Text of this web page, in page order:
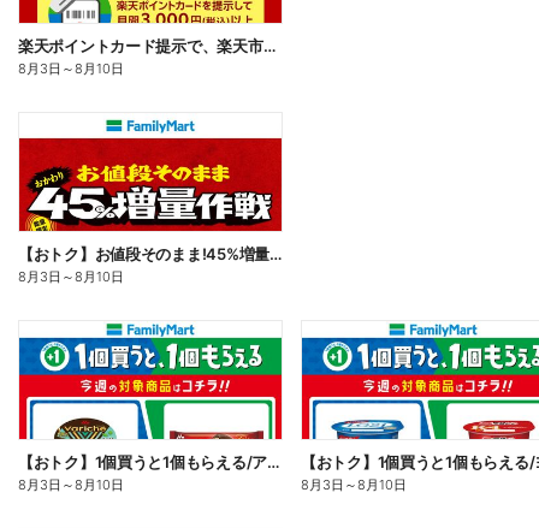
楽天ポイントカード提示で、楽天市場でのお買い物がおトクに!
8月3日 ～8月10日
【おトク】お値段そのまま!45%増量作戦!
8月3日 ～8月10日
【おトク】1個買うと1個もらえる/アイス
8月3日 ～8月10日 8月3日 ～8月10日